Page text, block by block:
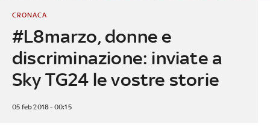
#L8marzo, donne e
discriminazione: inviate a
Sky TG24 le vostre storie
CRONACA
05 feb 2018 - 00:15